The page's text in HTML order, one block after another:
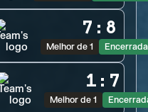
7 : 8
Melhor de 1
1 : 7
Melhor de 1